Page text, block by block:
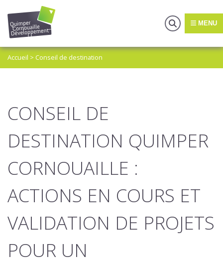
MENU
Accueil > Conseil de destination
CONSEIL DE
DESTINATION QUIMPER
CORNOUAILLE :
ACTIONS EN COURS ET
VALIDATION DE PROJETS
POUR UN